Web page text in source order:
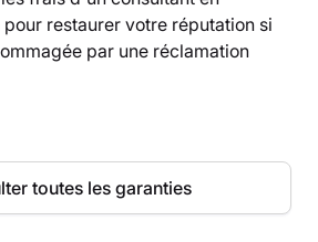
restaurer votre réputation si
par une réclamation
toutes les garanties